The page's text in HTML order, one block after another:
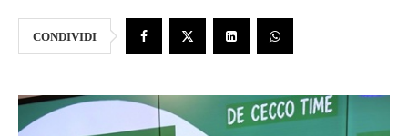
CONDIVIDI